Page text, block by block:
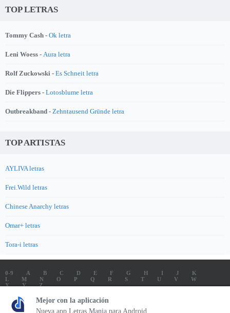
TOP LETRAS
Tommy Cash - Ok letra
Leni Woess - Aura letra
Rolf Zuckowski - Es Schneit letra
Die Flippers - Lotosblume letra
Outbreakband - Zehntausend Gründe letra
TOP ARTISTAS
AYLIVA letras
Frei.Wild letras
Chinese Anarchy letras
Omar+ letras
Tora-i letras
0-9 A B C D E F G H I J
K
L
M N O P Q R S T U V
W
X
Y
Z
LETRAS
SOUNDTRACK LETRAS
TOP 100 LETRAS
ENVIA LETRAS
Mejor con la aplicación
Nueva app Letras Mania para Android